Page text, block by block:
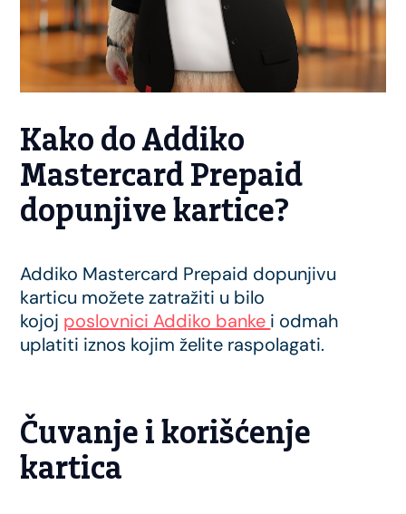
Kako do Addiko
Mastercard Prepaid
dopunjive kartice?
Addiko Mastercard Prepaid dopunjivu
karticu možete zatražiti u bilo
kojoj poslovnici Addiko banke i odmah
uplatiti iznos kojim želite raspolagati.
Čuvanje i korišćenje
kartica